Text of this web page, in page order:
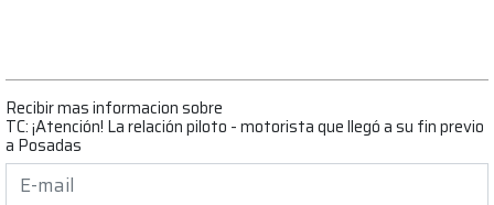
Recibir mas informacion sobre
TC: ¡Atención! La relación piloto - motorista que llegó a su fin previo
a Posadas